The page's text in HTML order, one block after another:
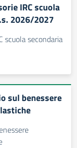
IRC scuola
2026/2027
scuola secondaria
sul benessere